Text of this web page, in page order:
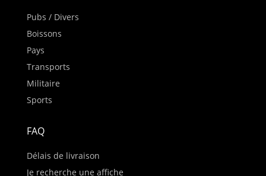
Pubs / Divers
Boissons
Pays
Transports
Militaire
Sports
FAQ
Délais de livraison
Je recherche une affiche